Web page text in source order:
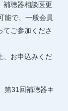
補聴器相談医更
能で、一般会員
てご参加くださ
、お申込みくだ
31回補聴器キ